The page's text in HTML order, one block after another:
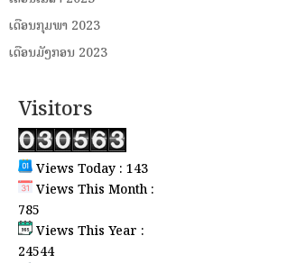
ເດືອນກຸມພາ 2023
ເດືອນມັງກອນ 2023
Visitors
Views Today : 143
Views This Month :
785
Views This Year :
24544